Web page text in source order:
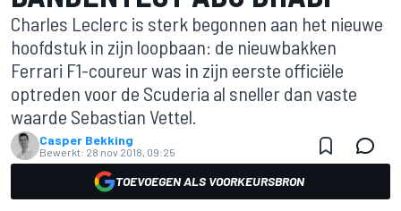
Charles Leclerc is sterk begonnen aan het nieuwe
hoofdstuk in zijn loopbaan: de nieuwbakken
Ferrari F1-coureur was in zijn eerste officiële
optreden voor de Scuderia al sneller dan vaste
waarde Sebastian Vettel.
Casper Bekking
Bewerkt: 28 nov 2018, 09:25
TOEVOEGEN ALS VOORKEURSBRON